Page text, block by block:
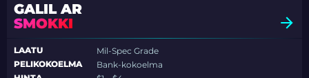
GALIL AR
SMOKKI
LAATU
Mil-Spec Grade
PELIKOKOELMA
Bank-kokoelma